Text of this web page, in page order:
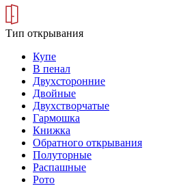
Тип открывания
Купе
В пенал
Двухсторонние
Двойные
Двухстворчатые
Гармошка
Книжка
Обратного открывания
Полуторные
Распашные
Рото